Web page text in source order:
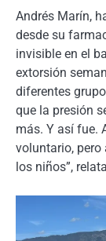
Andrés Marín,
desde su
invisible en el
extorsión
diferentes
que la presión
más. Y así fue.
voluntario, pero
los niños”,